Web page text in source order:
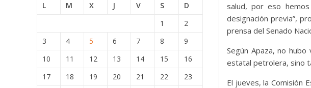
salud, por eso
designación previa”,
prensa del Senado
Según Apaza, no
estatal petrolera, sino
El jueves, la Comisión
L
M X J V S
D
1
2
3
4 5 6 7 8
9
10
11 12 13 14 15
16
17
18 19 20 21 22
23